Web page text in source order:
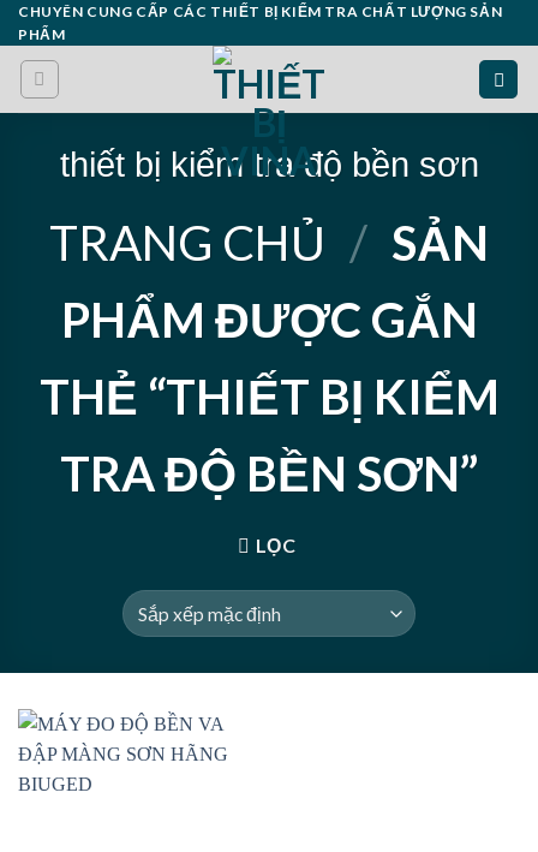
Skip
to
content
CHUYÊN CUNG CẤP CÁC THIẾT BỊ KIỂM TRA CHẤT LƯỢNG SẢN
PHẨM
thiết bị kiểm tra độ bền sơn
TRANG CHỦ / SẢN
PHẨM ĐƯỢC GẮN
THẺ “THIẾT BỊ KIỂM
TRA ĐỘ BỀN SƠN”
LỌC